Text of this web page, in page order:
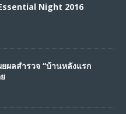
Night 2016
ผลสำรวจ “บ้านหลังแรก